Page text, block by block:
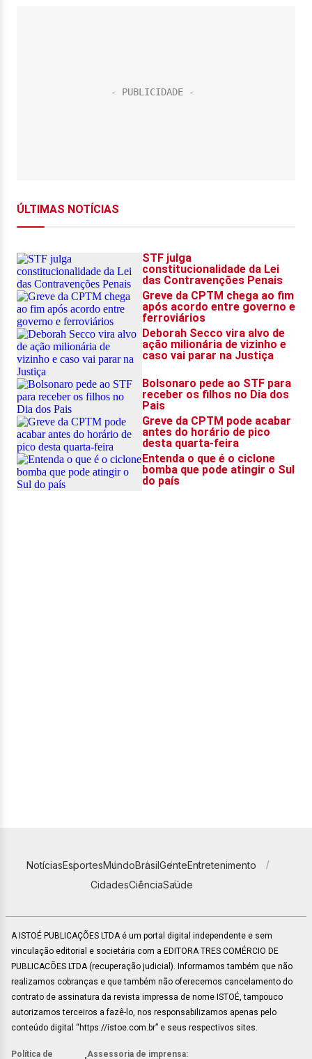
NotíciasEsportesMundoBrasilGenteEntretenimento
CidadesCiênciaSaúde
A ISTOÉ PUBLICAÇÕES LTDA é um portal digital independente e sem
vinculação editorial e societária com a EDITORA TRES COMÉRCIO DE
PUBLICACÕES LTDA (recuperação judicial). Informamos também que não
realizamos cobranças e que também não oferecemos cancelamento do
contrato de assinatura da revista impressa de nome ISTOÉ, tampouco
autorizamos terceiros a fazê-lo, nos responsabilizamos apenas pelo
conteúdo digital “https://istoe.com.br” e seus respectivos sites.
Política de Assessoria de imprensa: